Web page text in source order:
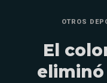
OTROS
El
eliminó